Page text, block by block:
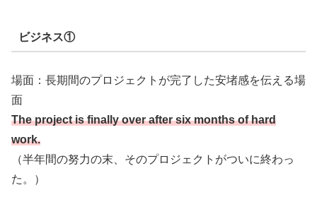
ビジネス①
場面：長期間のプロジェクトが完了した安堵感を伝える場
面
The project is finally over after six months of hard
work.
（半年間の努力の末、そのプロジェクトがついに終わっ
た。）